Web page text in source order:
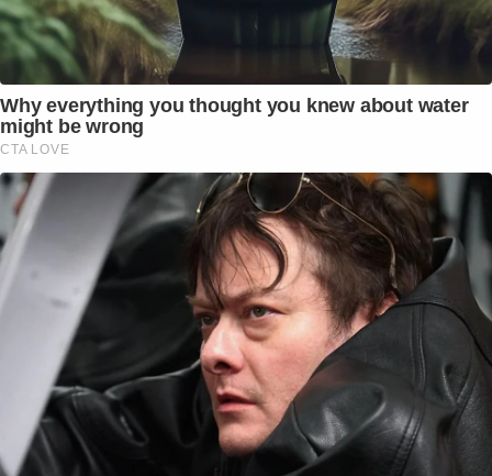
Why everything you thought you knew about water
might be wrong
CTA LOVE